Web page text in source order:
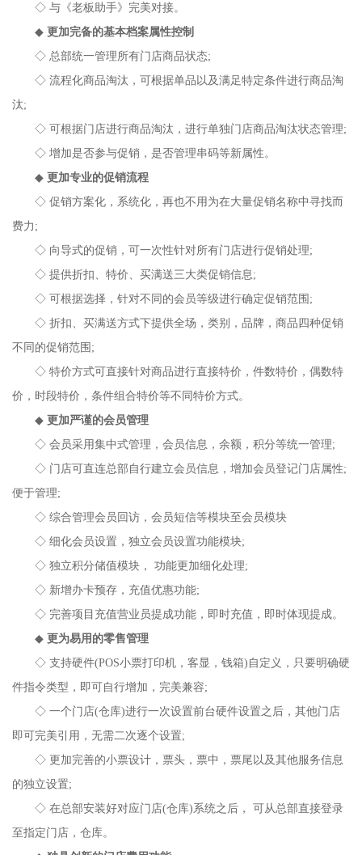
◇ 与《老板助手》完美对接。
◆ 更加完备的基本档案属性控制
◇ 总部统一管理所有门店商品状态;
◇ 流程化商品淘汰，可根据单品以及满足特定条件进行商品淘
汰;
◇ 可根据门店进行商品淘汰，进行单独门店商品淘汰状态管理;
◇ 增加是否参与促销，是否管理串码等新属性。
◆ 更加专业的促销流程
◇ 促销方案化，系统化，再也不用为在大量促销名称中寻找而
费力;
◇ 向导式的促销，可一次性针对所有门店进行促销处理;
◇ 提供折扣、特价、买满送三大类促销信息;
◇ 可根据选择，针对不同的会员等级进行确定促销范围;
◇ 折扣、买满送方式下提供全场，类别，品牌，商品四种促销
不同的促销范围;
◇ 特价方式可直接针对商品进行直接特价，件数特价，偶数特
价，时段特价，条件组合特价等不同特价方式。
◆ 更加严谨的会员管理
◇ 会员采用集中式管理，会员信息，余额，积分等统一管理;
◇ 门店可直连总部自行建立会员信息，增加会员登记门店属性;
便于管理;
◇ 综合管理会员回访，会员短信等模块至会员模块
◇ 细化会员设置，独立会员设置功能模块;
◇ 独立积分储值模块， 功能更加细化处理;
◇ 新增办卡预存，充值优惠功能;
◇ 完善项目充值营业员提成功能，即时充值，即时体现提成。
◆ 更为易用的零售管理
◇ 支持硬件(POS小票打印机，客显，钱箱)自定义，只要明确硬
件指令类型，即可自行增加，完美兼容;
◇ 一个门店(仓库)进行一次设置前台硬件设置之后，其他门店
即可完美引用，无需二次逐个设置;
◇ 更加完善的小票设计，票头，票中，票尾以及其他服务信息
的独立设置;
◇ 在总部安装好对应门店(仓库)系统之后， 可从总部直接登录
至指定门店，仓库。